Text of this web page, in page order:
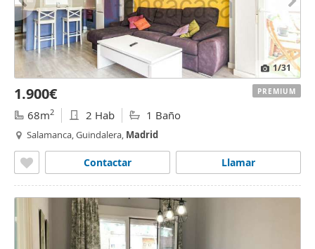
1/31
1.900€
68m2 2 Hab 1 Baño
Salamanca, Guindalera, Madrid
Llamar
Contactar
PREMIUM